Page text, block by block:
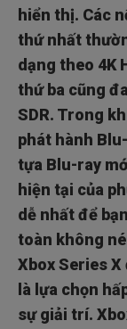
hiển thị. Các
thứ nhất
dạng theo 4K
thứ ba cũng
SDR. Trong
phát hành
tựa Blu-ray
hiện tại của
dễ nhất để
toàn không
Xbox Series
là lựa chọn
sự giải trí.